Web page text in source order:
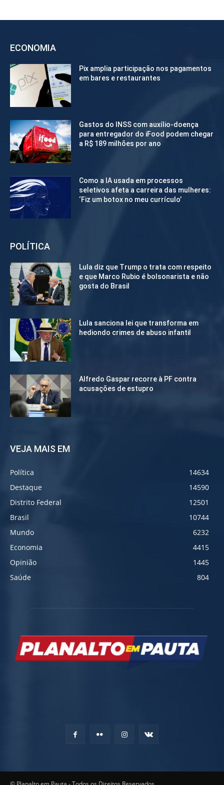
ECONOMIA
Pix amplia participação nos pagamentos
em bares e restaurantes
Gastos do INSS com auxílio-doença
para entregador do iFood podem chegar
a R$ 189 milhões por ano
Como a IA usada em processos
seletivos afeta a carreira das mulheres:
‘Fiz um botox no meu currículo’
POLÍTICA
Lula diz que Trump o trata com respeito
e que Marco Rubio é bolsonarista e não
gosta do Brasil
Lula sanciona lei que transforma em
hediondo crimes de abuso infantil
Alfredo Gaspar recorre à PF contra
acusações de estupro
VEJA MAIS EM
Política
14634
Destaque
14590
Distrito Federal
12501
Brasil
10744
Mundo
6232
Economia
4415
Opinião
1445
Saúde
804